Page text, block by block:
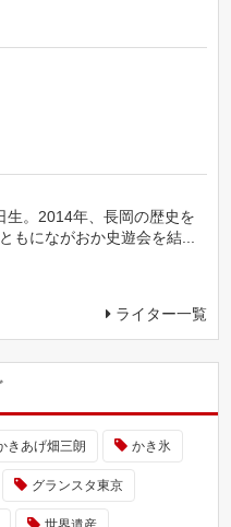
生。2014年、長岡の歴史を
もにながおか史遊会を結...
ライター一覧
きあげ畑三朗 かき氷
グランスタ東京